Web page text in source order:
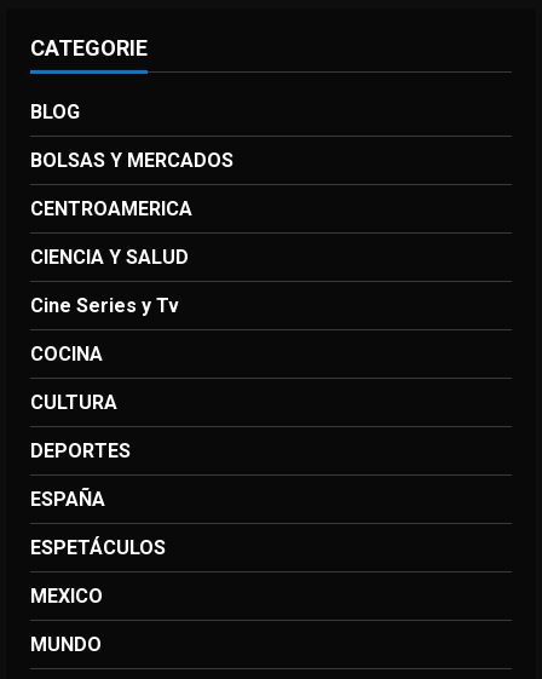
CATEGORIE
BLOG
BOLSAS Y MERCADOS
CENTROAMERICA
CIENCIA Y SALUD
Cine Series y Tv
COCINA
CULTURA
DEPORTES
ESPAÑA
ESPETÁCULOS
MEXICO
MUNDO